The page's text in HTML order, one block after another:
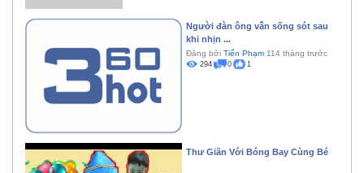
Người đàn ông vẫn sống sót sau
khi nhịn ...
Đăng bởi Tiến Phạm 114 tháng trước
294 0 1
Thư Giãn Với Bóng Bay Cùng Bé